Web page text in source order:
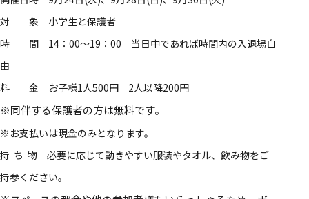
対 象 小学生と保護者
時 間 14：00〜19：00 当日中であれば時間内の入退場自
由
料 金 お子様1人500円 2人以降200円
※同伴する保護者の方は無料です。
※お支払いは現金のみとなります。
持 ち 物 必要に応じて動きやすい服装やタオル、飲み物をご
持参ください。